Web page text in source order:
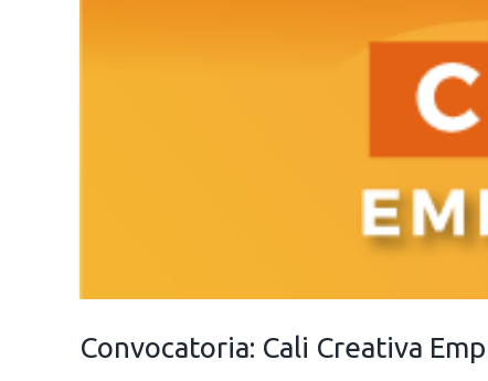
Convocatoria: Cali Creativa